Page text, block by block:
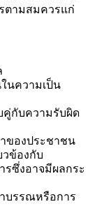
ตามสมควรแก่
นความเป็น
คู่กับความรับผิด
ของประชาชน
ข้องกับ
รซึ่งอาจมีผลกระ
บรรณหรือการ